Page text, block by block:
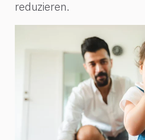
reduzieren.